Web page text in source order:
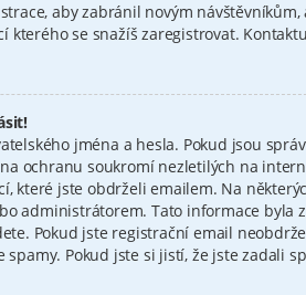
aby zabránil novým
kterého se snažíš zaregistrovat.
jména a hesla. Pokud jsou
ochranu soukromí nezletilých na
které jste obdrželi emailem. Na
administrátorem. Tato informace
Pokud jste registrační email
Pokud jste si jistí, že jste zadali